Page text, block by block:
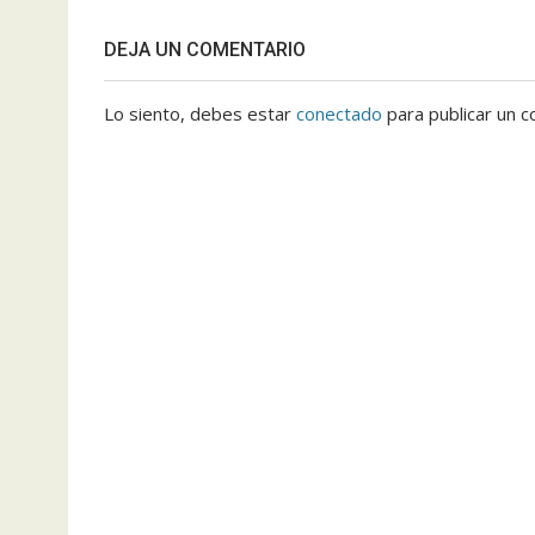
DEJA UN COMENTARIO
Lo siento, debes estar conectado para publicar un